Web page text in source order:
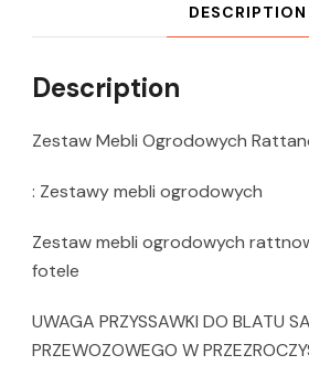
DESCRIPTION
Description
Zestaw Mebli Ogrodowych
: Zestawy mebli ogrodowych
Zestaw mebli ogrodowych
fotele
UWAGA PRZYSSAWKI DO BLATU
PRZEWOZOWEGO W